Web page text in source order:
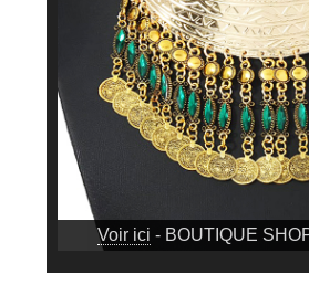
Voir ici - BOUTIQUE